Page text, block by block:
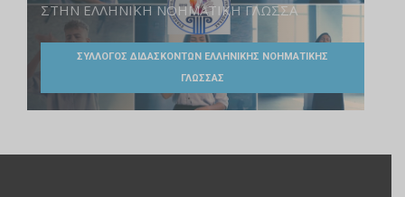
ΣΤΗΝ ΕΛΛΗΝΙΚΗ ΝΟΗΜΑΤΙΚΗ ΓΛΩΣΣΑ
ΣΥΛΛΟΓΟΣ ΔΙΔΑΣΚΟΝΤΩΝ ΕΛΛΗΝΙΚΗΣ ΝΟΗΜΑΤΙΚΗΣ
ΓΛΩΣΣΑΣ